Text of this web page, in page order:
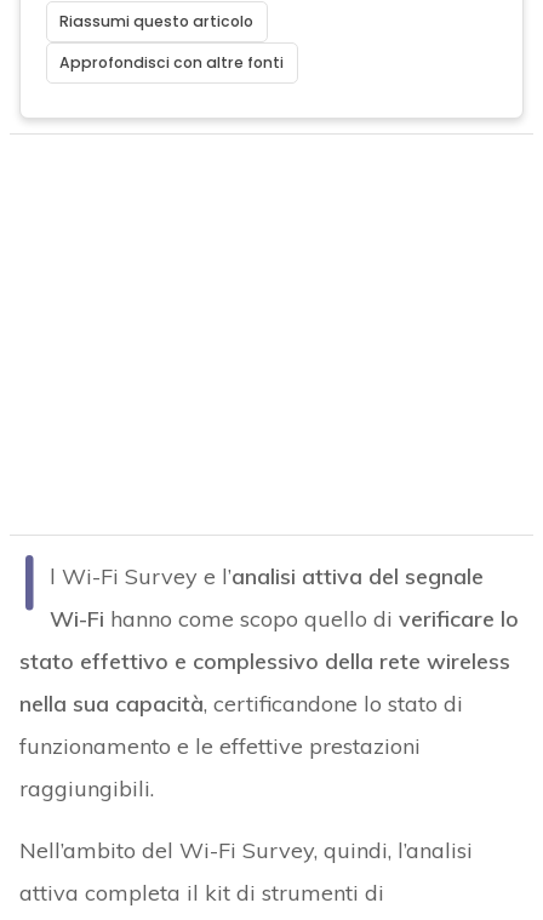
Riassumi questo articolo
Approfondisci con altre fonti
I l Wi-Fi Survey e l’analisi attiva del segnale
Wi-Fi hanno come scopo quello di verificare lo
stato effettivo e complessivo della rete wireless
nella sua capacità, certificandone lo stato di
funzionamento e le effettive prestazioni
raggiungibili.
Nell’ambito del Wi-Fi Survey, quindi, l’analisi
attiva completa il kit di strumenti di